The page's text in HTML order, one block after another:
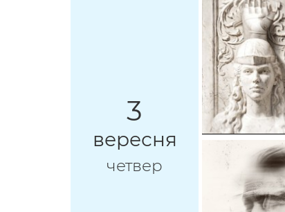
3
вересня
четвер